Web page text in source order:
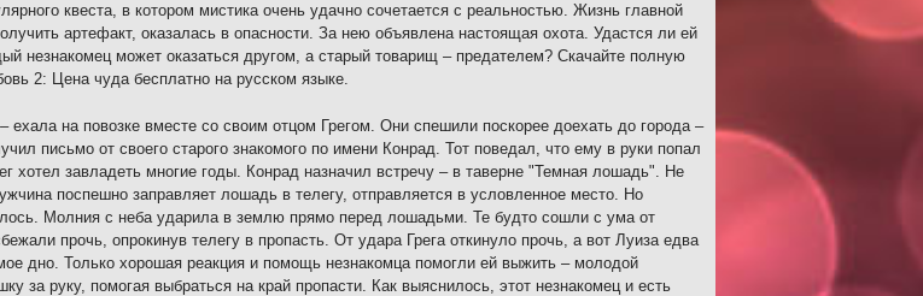
квеста, в котором мистика очень удачно сочетается с реальностью. Жизнь главной
артефакт, оказалась в опасности. За нею объявлена настоящая охота. Удастся ли ей
незнакомец может оказаться другом, а старый товарищ – предателем? Скачайте полную
2: Цена чуда бесплатно на русском языке.
ехала на повозке вместе со своим отцом Грегом. Они спешили поскорее доехать до города –
письмо от своего старого знакомого по имени Конрад. Тот поведал, что ему в руки попал
хотел завладеть многие годы. Конрад назначил встречу – в таверне "Темная лошадь". Не
поспешно заправляет лошадь в телегу, отправляется в условленное место. Но
Молния с неба ударила в землю прямо перед лошадьми. Те будто сошли с ума от
прочь, опрокинув телегу в пропасть. От удара Грега откинуло прочь, а вот Луиза едва
дно. Только хорошая реакция и помощь незнакомца помогли ей выжить – молодой
за руку, помогая выбраться на край пропасти. Как выяснилось, этот незнакомец и есть